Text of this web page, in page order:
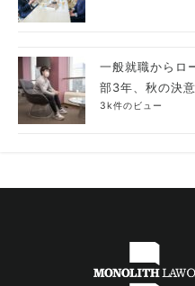
一般就職からロ
部3年、秋の決意
3k件のビュー